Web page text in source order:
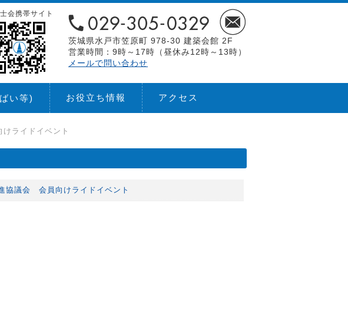
茨城県水戸市笠原町 978-30 建築会館 2F
営業時間：9時～17時（昼休み12時～13時）
メールで問い合わせ
会携帯サイト
い等) お役立ち情報 アクセス
ライドイベント
協議会 会員向けライドイベント